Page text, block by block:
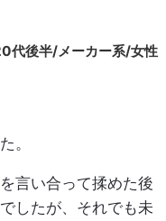
代後半/メーカー系/女性
。
言い合って揉めた後
したが、それでも未